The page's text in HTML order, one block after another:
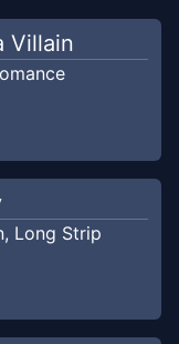
Villain
, Long Strip